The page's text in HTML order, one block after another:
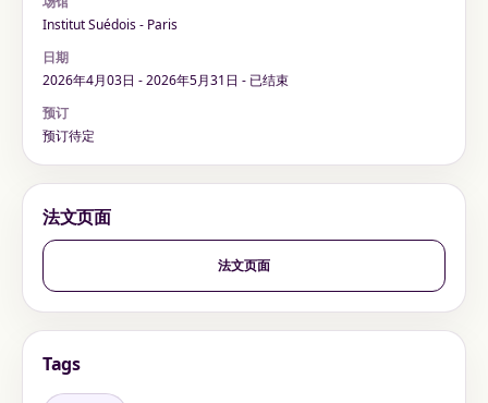
Institut Suédois - Paris
日期
2026年4月03日 - 2026年5月31日 - 已结束
预订
预订待定
法文页面
法文页面
Tags